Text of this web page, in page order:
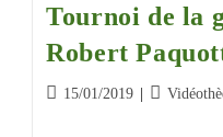
Tournoi de la
Robert
15/01/2019